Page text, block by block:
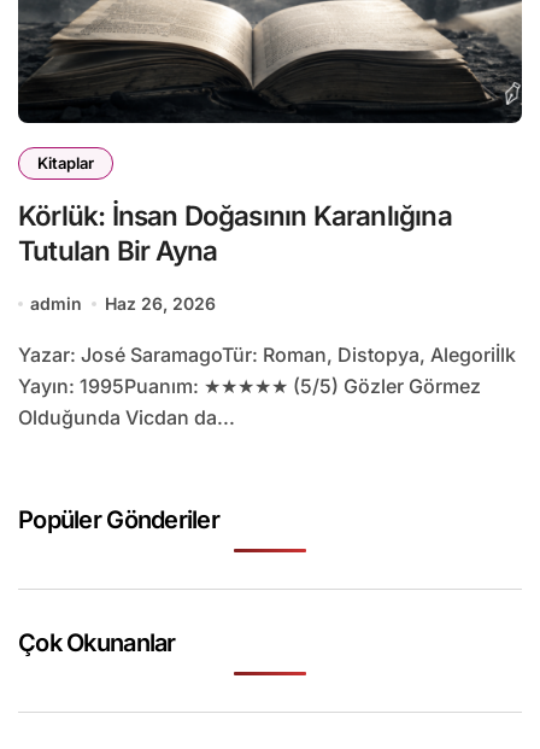
Kitaplar
Körlük: İnsan Doğasının Karanlığına
Tutulan Bir Ayna
admin Haz 26, 2026
Yazar: José SaramagoTür: Roman, Distopya, Alegoriİlk
Yayın: 1995Puanım: ★★★★★ (5/5) Gözler Görmez
Olduğunda Vicdan da...
Popüler Gönderiler
Çok Okunanlar